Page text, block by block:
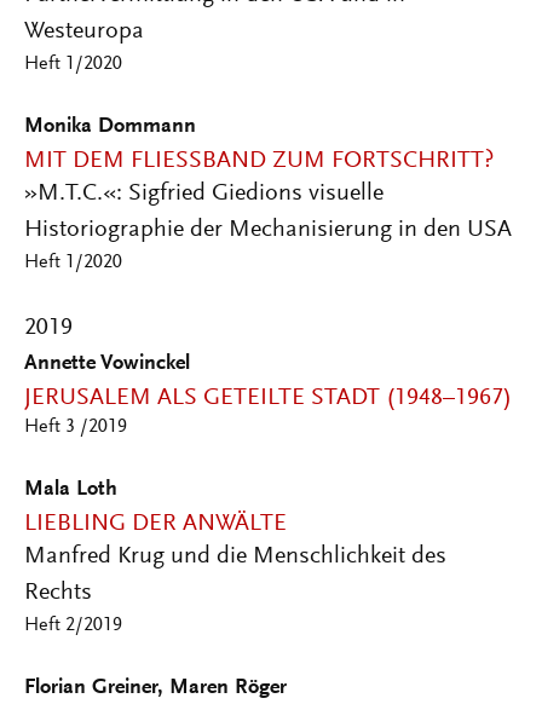
Westeuropa
Heft 1/2020
Monika Dommann
MIT DEM FLIESSBAND ZUM FORTSCHRITT?
»M.T.C.«: Sigfried Giedions visuelle
Historiographie der Mechanisierung in den USA
Heft 1/2020
2019
Annette Vowinckel
JERUSALEM ALS GETEILTE STADT (1948–1967)
Heft 3 /2019
Mala Loth
LIEBLING DER ANWÄLTE
Manfred Krug und die Menschlichkeit des
Rechts
Heft 2/2019
Florian Greiner, Maren Röger